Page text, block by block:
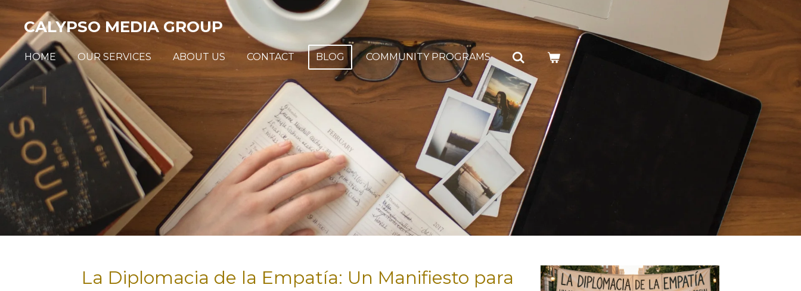
Skip
main
content
CALYPSO MEDIA GROUP
HOME OUR SERVICES ABOUT US CONTACT BLOG COMMUNITY PROGRAMS
La Diplomacia de la Empatía: Un Manifiesto para